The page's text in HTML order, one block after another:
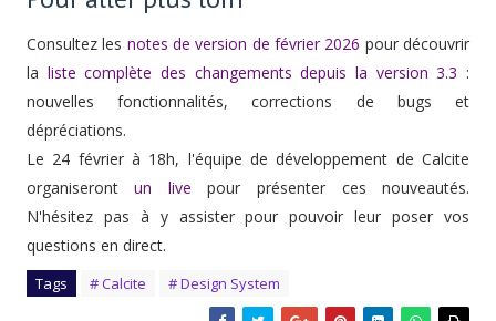
Consultez les notes de version de février 2026 pour découvrir
la liste complète des changements depuis la version 3.3 :
nouvelles fonctionnalités, corrections de bugs et
dépréciations.
Le 24 février à 18h, l'équipe de développement de Calcite
organiserontun live pour présenter ces nouveautés.
N'hésitez pas à y assister pour pouvoir leur poser vos
questions en direct.
Tags # Calcite # Design System